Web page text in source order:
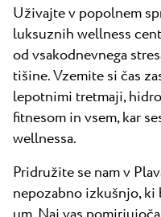
Gastronomija
Pepi Club
Raziščite vse
Uživajte v popolnem
luksuznih wellness
od vsakodnevnega
tišine. Vzemite si čas
lepotnimi tretmaji,
fitnesom in vsem, kar
wellnessa.
Pridružite se nam v
nepozabno izkušnjo,